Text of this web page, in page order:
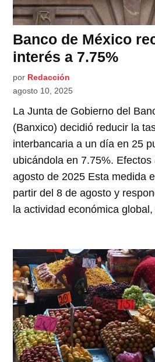
Banco de México
interés a 7.75%
por Redacción
agosto 10, 2025
La Junta de Gobierno del
(Banxico) decidió reducir la
interbancaria a un día en 25
ubicándola en 7.75%.
agosto de 2025 Esta medida
partir del 8 de agosto y
la actividad económica